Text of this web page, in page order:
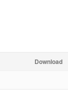
Download